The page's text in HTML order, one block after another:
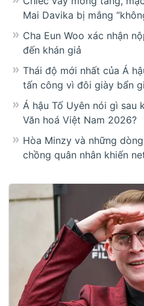
Mai Davika bị mắng
Cha Eun Woo xác nhận
đến khán giả
Thái độ mới nhất của Á
tấn công vì đôi giày bẩn
Á hậu Tố Uyên nói gì sau
Văn hoá Việt Nam 2026?
Hòa Minzy và những
chồng quân nhân khiến